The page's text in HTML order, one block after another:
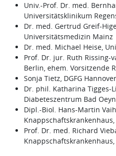
Univ.-Prof. Dr. med.
Universitätsklinikum
Dr. med. Gertrud Greif-
Universitätsmedizin Mainz
Dr. med. Michael Heise,
Prof. Dr. jur. Ruth Rissing-
Berlin, ehem. Vorsitzende
Sonja Tietz, DGFG Hannover
Dr. phil. Katharina Tigges-
Diabeteszentrum Bad
Dipl.-Biol. Hans-Martin
Prof. Dr. med. Richard